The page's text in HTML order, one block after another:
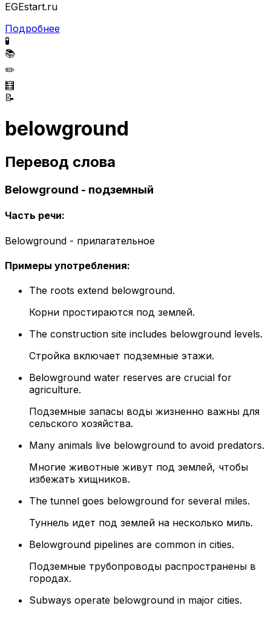
EGEstart.ru
Подробнее
🧪
📚
✏️
🧮
📝
belowground
Перевод слова
Belowground - подземный
Часть речи:
Belowground - прилагательное
Примеры употребления:
The roots extend belowground.
Корни простираются под землей.
The construction site includes belowground levels.
Стройка включает подземные этажи.
Belowground water reserves are crucial for
agriculture.
Подземные запасы воды жизненно важны для
сельского хозяйства.
Many animals live belowground to avoid predators.
Многие животные живут под землей, чтобы
избежать хищников.
The tunnel goes belowground for several miles.
Туннель идет под землей на несколько миль.
Belowground pipelines are common in cities.
Подземные трубопроводы распространены в
городах.
Subways operate belowground in major cities.